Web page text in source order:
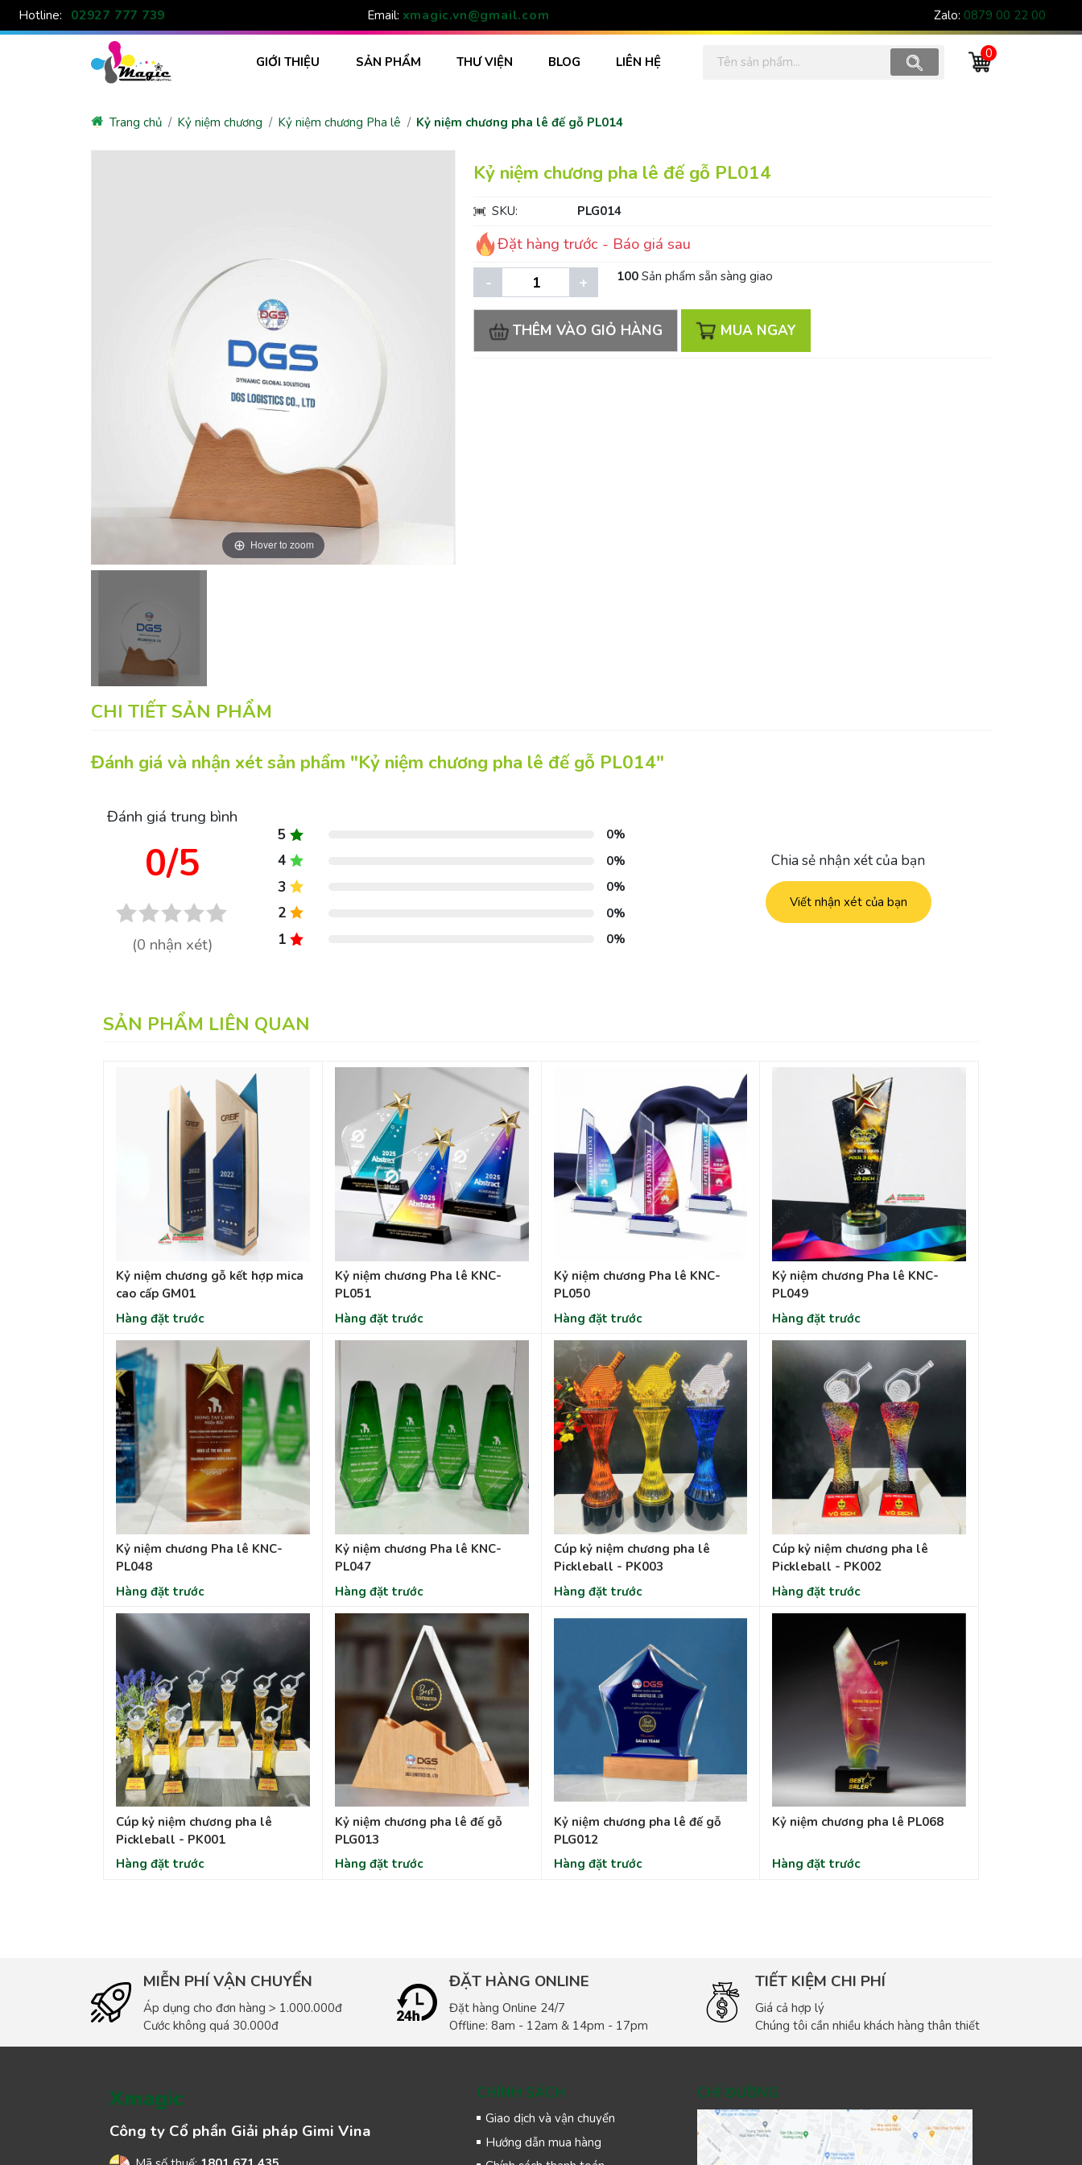
Trang chủ Kỷ niệm chương Kỷ niệm chương Pha lê Kỷ niệm chương pha lê đế gỗ PL014
Hover to zoom
Kỷ niệm chương pha lê đế gỗ PL014
SKU: PLG014
Đặt hàng trước - Báo giá sau
-
+ 100Sản phẩm sẵn sàng giao
THÊM VÀO GIỎ HÀNG MUA NGAY
CHI TIẾT SẢN PHẨM
Đánh giá và nhận xét sản phẩm "Kỷ niệm chương pha lê đế gỗ PL014"
Đánh giá trung bình
0/5
(0 nhận xét)
5 0%
4 0%
3 0%
2 0%
1 0%
Chia sẻ nhận xét của bạn
Viết nhận xét của bạn
SẢN PHẨM LIÊN QUAN
Kỷ niệm chương gỗ kết hợp mica
cao cấp GM01
Hàng đặt trước
Kỷ niệm chương Pha lê KNC-
PL051
Hàng đặt trước
Kỷ niệm chương Pha lê KNC-
PL050
Hàng đặt trước
Kỷ niệm chương Pha lê KNC-
PL049
Hàng đặt trước
Kỷ niệm chương Pha lê KNC-
PL048
Hàng đặt trước
Kỷ niệm chương Pha lê KNC-
PL047
Hàng đặt trước
Cúp kỷ niệm chương pha lê
Pickleball - PK003
Hàng đặt trước
Cúp kỷ niệm chương pha lê
Pickleball - PK002
Hàng đặt trước
Cúp kỷ niệm chương pha lê
Pickleball - PK001
Hàng đặt trước
Kỷ niệm chương pha lê đế gỗ
PLG013
Hàng đặt trước
Kỷ niệm chương pha lê đế gỗ
PLG012
Hàng đặt trước
Kỷ niệm chương pha lê PL068
Hàng đặt trước
Hotline: 02927 777 739 Email: xmagic.vn@gmail.com Zalo: 0879 00 22 00
GIỚI THIỆU SẢN PHẨM THƯ VIỆN BLOG LIÊN HỆ
0
MIỄN PHÍ VẬN CHUYỂN
Áp dụng cho đơn hàng > 1.000.000đ
Cước không quá 30.000đ
ĐẶT HÀNG ONLINE
Đặt hàng Online 24/7
Offline: 8am - 12am & 14pm - 17pm
TIẾT KIỆM CHI PHÍ
Giá cả hợp lý
Chúng tôi cần nhiều khách hàng thân thiết
Xmagic
Công ty Cổ phần Giải pháp Gimi Vina
CHÍNH SÁCH
Giao dịch và vận chuyển
Hướng dẫn mua hàng
CHỈ ĐƯỜNG